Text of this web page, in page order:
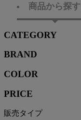
商品から探す
CATEGORY
BRAND
COLOR
PRICE
販売タイプ